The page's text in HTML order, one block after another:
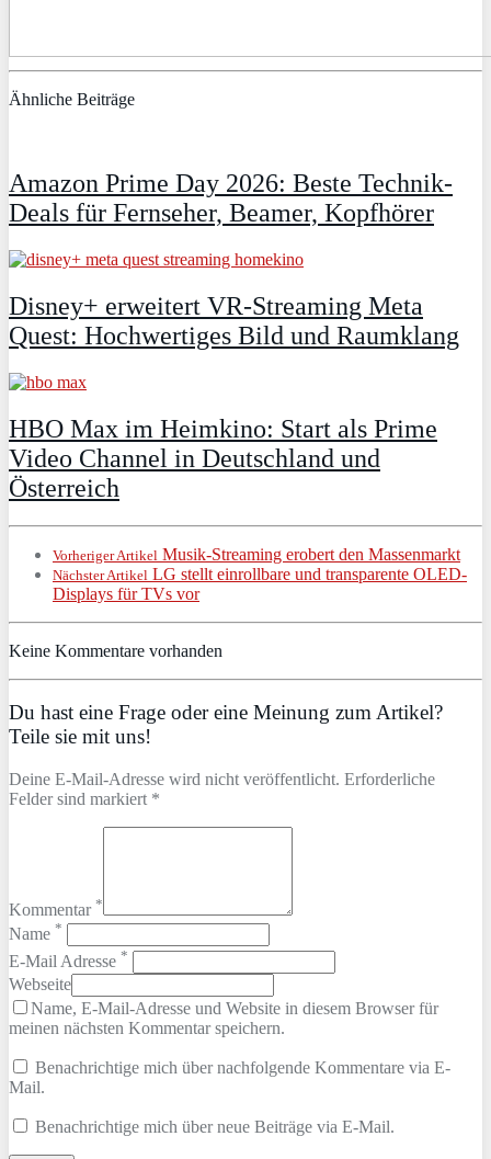
Ähnliche Beiträge
Amazon Prime Day 2026: Beste Technik-
Deals für Fernseher, Beamer, Kopfhörer
Disney+ erweitert VR‑Streaming Meta
Quest: Hochwertiges Bild und Raumklang
HBO Max im Heimkino: Start als Prime
Video Channel in Deutschland und
Österreich
Vorheriger Artikel Musik-Streaming erobert den Massenmarkt
Nächster Artikel LG stellt einrollbare und transparente OLED-
Displays für TVs vor
Keine Kommentare vorhanden
Du hast eine Frage oder eine Meinung zum Artikel?
Teile sie mit uns!
Deine E-Mail-Adresse wird nicht veröffentlicht. Erforderliche
Felder sind markiert *
Kommentar *
Name *
E-Mail Adresse *
Webseite
Name, E-Mail-Adresse und Website in diesem Browser für
meinen nächsten Kommentar speichern.
Benachrichtige mich über nachfolgende Kommentare via E-
Mail.
Benachrichtige mich über neue Beiträge via E-Mail.